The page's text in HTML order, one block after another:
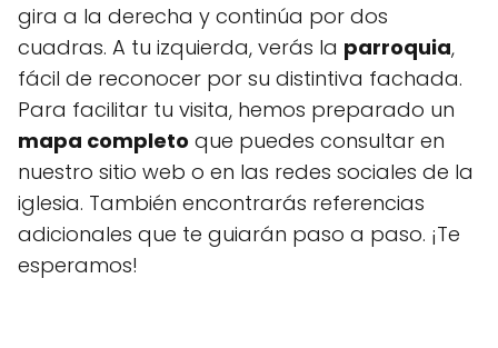
gira a la derecha y continúa por dos
cuadras. A tu izquierda, verás la parroquia,
fácil de reconocer por su distintiva fachada.
Para facilitar tu visita, hemos preparado un
mapa completo que puedes consultar en
nuestro sitio web o en las redes sociales de la
iglesia. También encontrarás referencias
adicionales que te guiarán paso a paso. ¡Te
esperamos!